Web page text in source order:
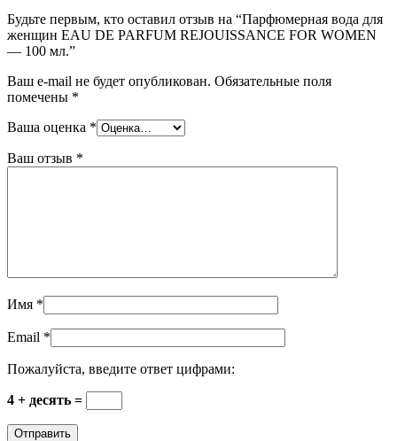
Будьте первым, кто оставил отзыв на “Парфюмерная вода для
женщин EAU DE PARFUM REJOUISSANCE FOR WOMEN
— 100 мл.”
Ваш e-mail не будет опубликован. Обязательные поля
помечены *
Ваша оценка *
Ваш отзыв *
Имя *
Email *
Пожалуйста, введите ответ цифрами:
4 + десять =